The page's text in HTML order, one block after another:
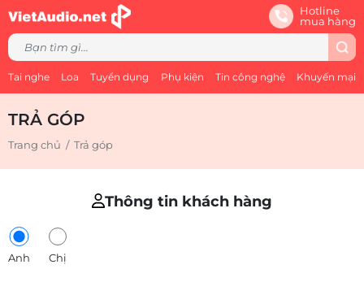
Hotline
mua hàng
Tai nghe Loa Tuyển dụng Phụ kiện Tin công nghệ Khuyến mại
TRẢ GÓP
Trang chủ / Trả góp
Thông tin khách hàng
Anh Chị